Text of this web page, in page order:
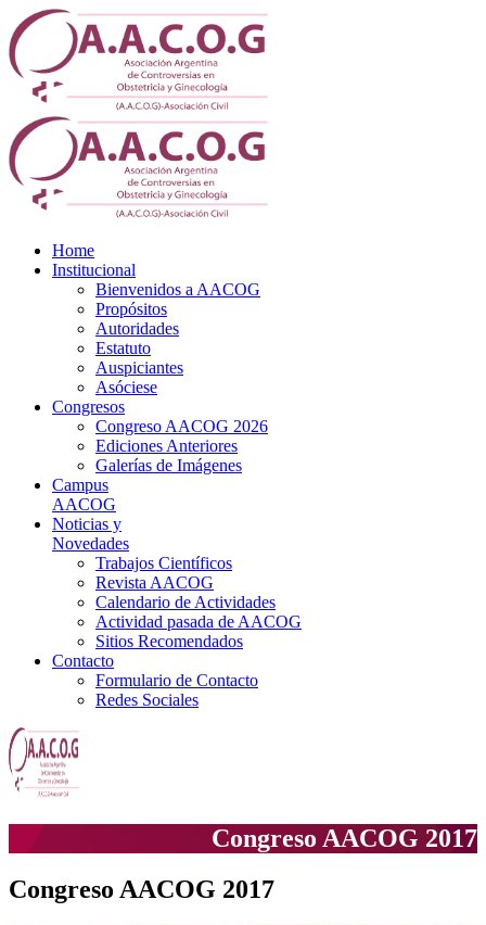
Home
Institucional
Bienvenidos a AACOG
Propósitos
Autoridades
Estatuto
Auspiciantes
Asóciese
Congresos
Congreso AACOG 2026
Ediciones Anteriores
Galerías de Imágenes
Campus
AACOG
Noticias y
Novedades
Trabajos Científicos
Revista AACOG
Calendario de Actividades
Actividad pasada de AACOG
Sitios Recomendados
Contacto
Formulario de Contacto
Redes Sociales
Congreso AACOG 2017
Congreso AACOG 2017